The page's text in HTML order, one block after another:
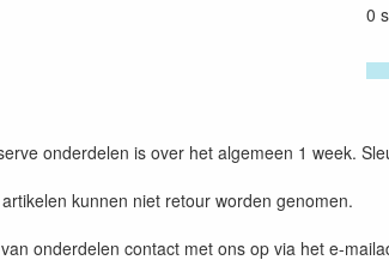
0
onderdelen is over het algemeen 1 week.
kunnen niet retour worden genomen.
onderdelen contact met ons op via het e-